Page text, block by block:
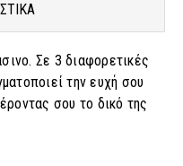
Σε 3 διαφορετικές
την ευχή σου
σου το δικό της